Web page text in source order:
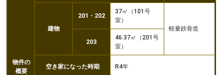
物件の
概要
建物
201・202
37㎡（101号
室）
軽量鉄骨造
203
46.37㎡（201号
室）
空き家になった時期 R4年